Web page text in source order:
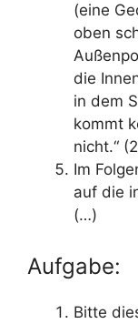
(eine
oben
die
in dem
kommt
nicht.“
Im
auf die
(…)
Aufgabe:
Bitte